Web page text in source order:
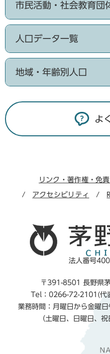
市民活動・社会教育団
人口データ一覧
地域・年齢別人口
よ
リンク・著作権・免
アクセシビリティ
法人番号
〒391-8501 長野県
Tel：0266-72-2101(
業務時間：月曜日から金曜
（土曜日、日曜日、